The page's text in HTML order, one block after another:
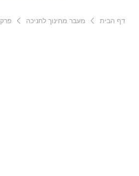
דף הבית מעבר מחינוך לחניכה פרק 4 – גבולות